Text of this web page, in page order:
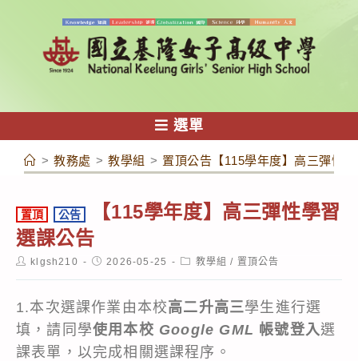
容
選單
> 教務處 > 教學組 > 置頂公告【115學年度】高三彈性
置頂 公告
【115學年度】高三彈性學習
選課公告
Postklgsh210
Post2026-05-25
Post教學組 / 置頂公告
1.本次選課作業由本校高二升高三學生進行選
填，請同學使用本校 Google GML 帳號登入選
課表單，以完成相關選課程序。